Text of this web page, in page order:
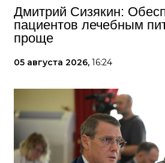
Дмитрий Сизякин:
пациентов лечебным
проще
05 августа 2026, 16:24